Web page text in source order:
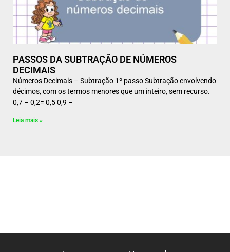
PASSOS DA SUBTRAÇÃO DE NÚMEROS
DECIMAIS
Números Decimais – Subtração 1º passo Subtração envolvendo
décimos, com os termos menores que um inteiro, sem recurso.
0,7 – 0,2= 0,5 0,9 –
Leia mais »